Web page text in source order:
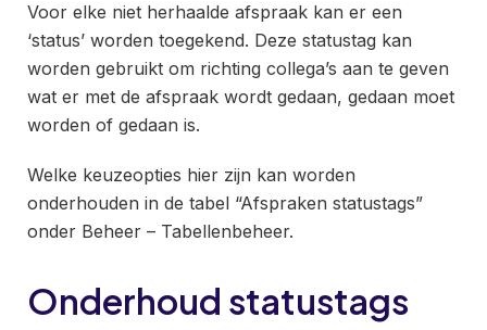
Voor elke niet herhaalde afspraak kan er een
‘status’ worden toegekend. Deze statustag kan
worden gebruikt om richting collega’s aan te geven
wat er met de afspraak wordt gedaan, gedaan moet
worden of gedaan is.
Welke keuzeopties hier zijn kan worden
onderhouden in de tabel “Afspraken statustags”
onder Beheer – Tabellenbeheer.
Onderhoud statustags